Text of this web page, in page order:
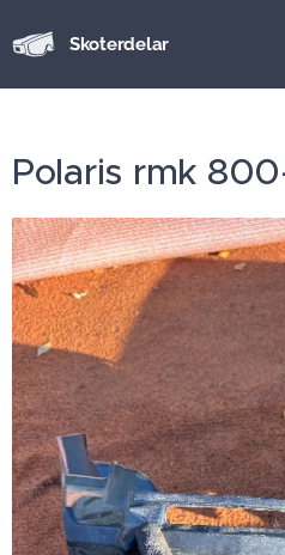
Skoterdelar
Polaris rmk